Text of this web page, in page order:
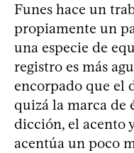
Funes hace un
propiamente un
una especie de
registro es más
encorpado que el
quizá la marca de
dicción, el acento
acentúa un poco